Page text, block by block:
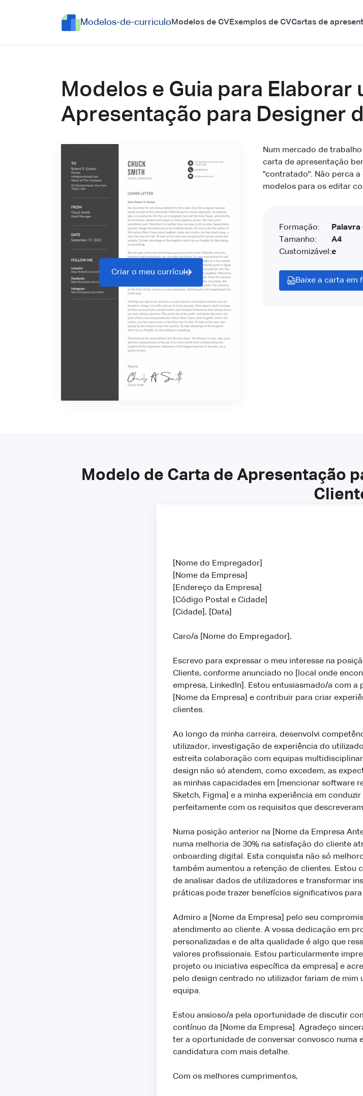
Modelos-de-curriculo Modelos de CVExemplos de CVCartas de
Modelos e Guia para Elaborar
Apresentação para Designer
Criar o meu currículo
Num mercado de
carta de apresentação
"contratado". Não perca
modelos para os editar
Formação:
Tamanho:
Customizável:
A4
e
Baixe a carta em
Modelo de Carta de Apresentação
[Nome do Empregador]
[Nome da Empresa]
[Endereço da Empresa]
[Código Postal e Cidade]
[Cidade], [Data]
Caro/a [Nome do Empregador],
Escrevo para expressar o meu interesse na
Cliente, conforme anunciado no [local onde
empresa, LinkedIn]. Estou entusiasmado/a com
[Nome da Empresa] e contribuir para criar
clientes.
Ao longo da minha carreira, desenvolvi
utilizador, investigação de experiência do
estreita colaboração com equipas
design não só atendem, como excedem, as
as minhas capacidades em [mencionar software
Sketch, Figma] e a minha experiência em
perfeitamente com os requisitos que
Numa posição anterior na [Nome da Empresa
numa melhoria de 30% na satisfação do cliente
onboarding digital. Esta conquista não só
também aumentou a retenção de clientes. Estou
de analisar dados de utilizadores e transformar
práticas pode trazer benefícios significativos para
Admiro a [Nome da Empresa] pelo seu
atendimento ao cliente. A vossa dedicação em
personalizadas e de alta qualidade é algo que
valores profissionais. Estou particularmente
projeto ou iniciativa específica da empresa] e
pelo design centrado no utilizador fariam de mim
equipa.
Estou ansioso/a pela oportunidade de discutir
contínuo da [Nome da Empresa]. Agradeço
ter a oportunidade de conversar convosco numa
candidatura com mais detalhe.
Com os melhores cumprimentos,